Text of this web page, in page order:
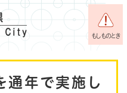
て本文へ
もしものとき
通年で実施し